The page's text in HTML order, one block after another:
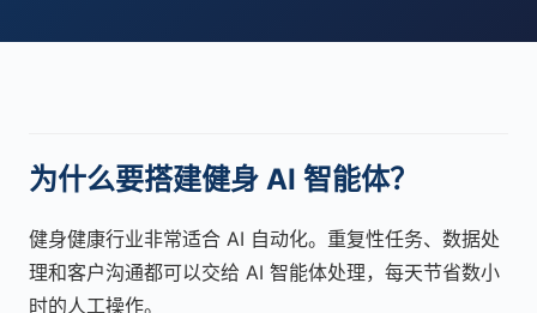
为什么要搭建健身 AI 智能体？
健身健康行业非常适合 AI 自动化。重复性任务、数据处
理和客户沟通都可以交给 AI 智能体处理，每天节省数小
时的人工操作。